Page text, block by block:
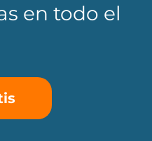
en todo el